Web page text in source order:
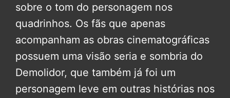
sobre o tom do personagem nos
quadrinhos. Os fãs que apenas
acompanham as obras cinematográficas
possuem uma visão seria e sombria do
Demolidor, que também já foi um
personagem leve em outras histórias nos